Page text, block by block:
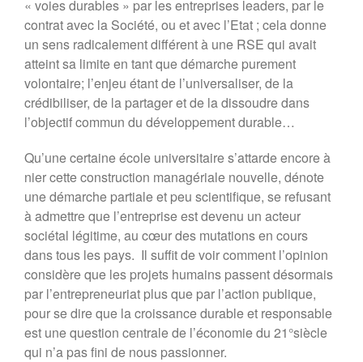
« voies durables » par les entreprises leaders, par le
contrat avec la Société, ou et avec l’Etat ; cela donne
un sens radicalement différent à une RSE qui avait
atteint sa limite en tant que démarche purement
volontaire; l’enjeu étant de l’universaliser, de la
crédibiliser, de la partager et de la dissoudre dans
l’objectif commun du développement durable…
Qu’une certaine école universitaire s’attarde encore à
nier cette construction managériale nouvelle, dénote
une démarche partiale et peu scientifique, se refusant
à admettre que l’entreprise est devenu un acteur
sociétal légitime, au cœur des mutations en cours
dans tous les pays. Il suffit de voir comment l’opinion
considère que les projets humains passent désormais
par l’entrepreneuriat plus que par l’action publique,
pour se dire que la croissance durable et responsable
est une question centrale de l’économie du 21°siècle
qui n’a pas fini de nous passionner.